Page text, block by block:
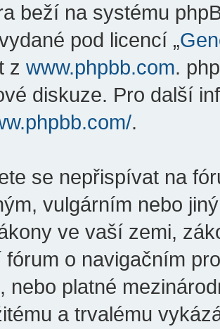
beží na systému
pod licencí „
z www.phpbb.com.
diskuze. Pro další
.
se nepřispívat na
vulgárním nebo
ve vaší zemi,
fórum o navigačním
nebo platné
a trvalému